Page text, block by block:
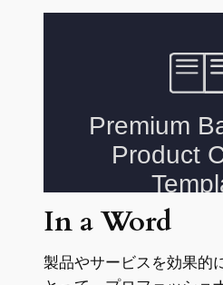
In a Word
製品やサービスを効果的